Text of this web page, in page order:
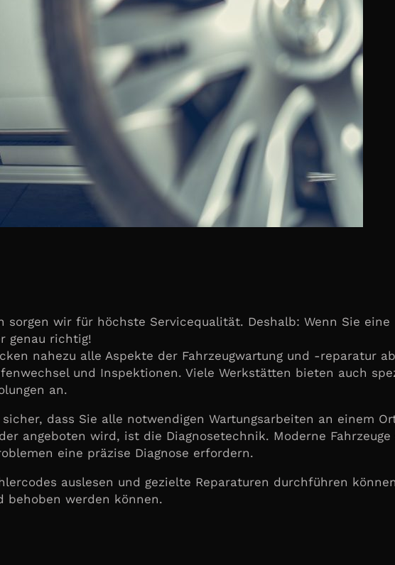
wir für höchste Servicequalität. Deshalb: Wenn Sie eine
genau richtig!
nahezu alle Aspekte der Fahrzeugwartung und -reparatur
und Inspektionen. Viele Werkstätten bieten auch
an.
dass Sie alle notwendigen Wartungsarbeiten an einem
angeboten wird, ist die Diagnosetechnik. Moderne
eine präzise Diagnose erfordern.
auslesen und gezielte Reparaturen durchführen
behoben werden können.